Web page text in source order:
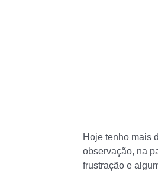
Hoje tenho mais
observação, na
frustração e